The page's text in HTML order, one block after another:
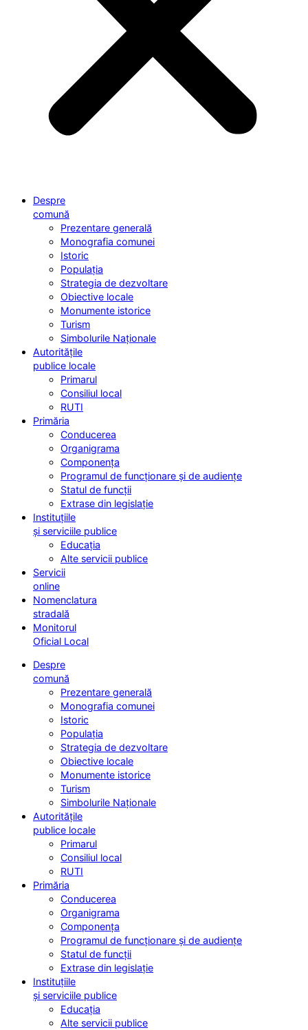
Despre
comună
Prezentare generală
Monografia comunei
Istoric
Populația
Strategia de dezvoltare
Obiective locale
Monumente istorice
Turism
Simbolurile Naționale
Autoritățile
publice locale
Primarul
Consiliul local
RUTI
Primăria
Conducerea
Organigrama
Componența
Programul de funcționare și de audiențe
Statul de funcții
Extrase din legislație
Instituțiile
și serviciile publice
Educația
Alte servicii publice
Servicii
online
Nomenclatura
stradală
Monitorul
Oficial Local
Despre
comună
Prezentare generală
Monografia comunei
Istoric
Populația
Strategia de dezvoltare
Obiective locale
Monumente istorice
Turism
Simbolurile Naționale
Autoritățile
publice locale
Primarul
Consiliul local
RUTI
Primăria
Conducerea
Organigrama
Componența
Programul de funcționare și de audiențe
Statul de funcții
Extrase din legislație
Instituțiile
și serviciile publice
Educația
Alte servicii publice